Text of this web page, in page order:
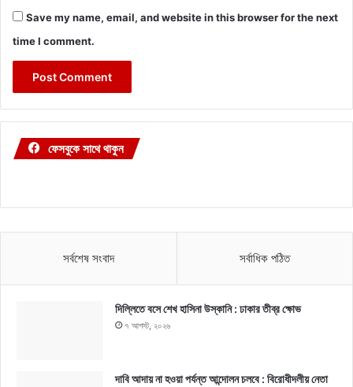
Save my name, email, and website in this browser for the next
time I comment.
ফেসবুকে সাথে থাকুন
সর্বশেষ সংবাদ সর্বাধিক পঠিত
দিল্লিতে বসে শেখ হাসিনা উস্কানি : ঢাকার তীব্র ক্ষোভ
৭ আগস্ট, ২০২৬
দাবি আদায় না হওয়া পর্যন্ত আন্দোলন চলবে : বিরোধীদলীয় নেতা